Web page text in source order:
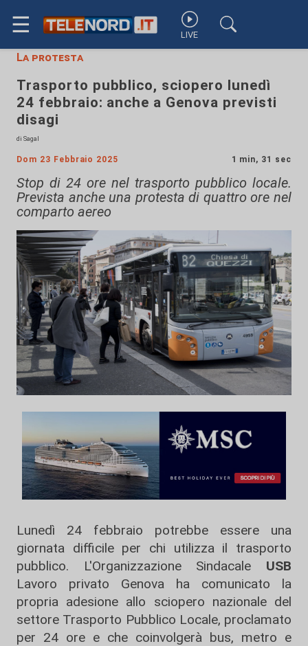
☰ LIVE
La protesta
Trasporto pubblico, sciopero lunedì
24 febbraio: anche a Genova previsti
disagi
di Sagal
Dom 23 Febbraio 2025 1 min, 31 sec
Stop di 24 ore nel trasporto pubblico locale.
Prevista anche una protesta di quattro ore nel
comparto aereo
Lunedì 24 febbraio potrebbe essere una
giornata difficile per chi utilizza il trasporto
pubblico. L'Organizzazione Sindacale USB
Lavoro privato Genova ha comunicato la
propria adesione allo sciopero nazionale del
settore Trasporto Pubblico Locale, proclamato
per 24 ore e che coinvolgerà bus, metro e